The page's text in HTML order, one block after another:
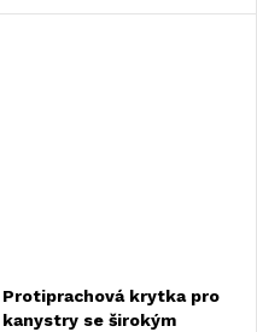
vestavby.
Protiprachová krytka pro
kanystry se širokým